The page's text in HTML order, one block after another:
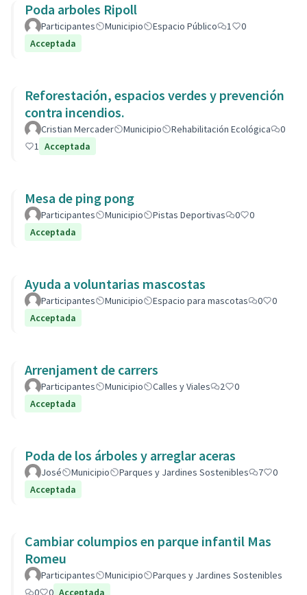
Poda arboles Ripoll
Participantes Municipio Espacio Público 1
0
Acceptada
Reforestación, espacios verdes y prevención
contra incendios.
Cristian Mercader Municipio Rehabilitación Ecológica
0
1 Acceptada
Mesa de ping pong
Participantes Municipio Pistas Deportivas 0
0
Acceptada
Ayuda a voluntarias mascostas
Participantes Municipio Espacio para mascotas 0
0
Acceptada
Arrenjament de carrers
Participantes Municipio Calles y Viales 2
0
Acceptada
Poda de los árboles y arreglar aceras
José Municipio Parques y Jardines Sostenibles 7
0
Acceptada
Cambiar columpios en parque infantil Mas
Romeu
Participantes Municipio
Parques y Jardines Sostenibles
0
0 Acceptada